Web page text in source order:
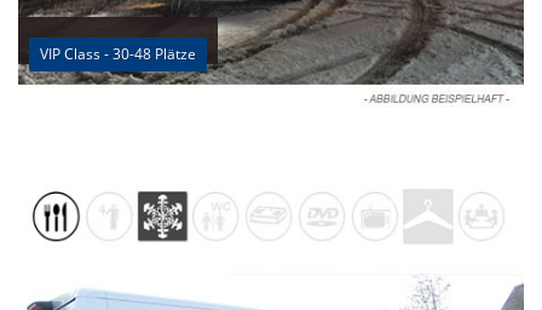
VIP Class - 30-48 Plätze